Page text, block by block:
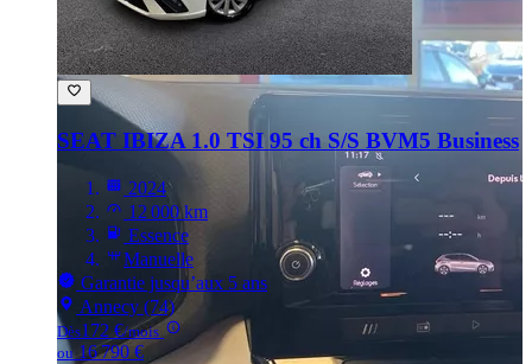
SEAT IBIZA 1.0 TSI 95 ch S/S BVM5 Business
2024
12 000 km
Essence
Manuelle
Garantie jusqu’aux 5 ans
Annecy (74)
Dès172 €/mois
ou16 790 €